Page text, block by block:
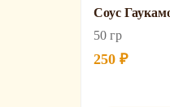
Соус
50 гр
250 ₽